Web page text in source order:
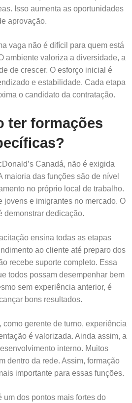
Isso aumenta as oportunidades
aprovação.
vaga não é difícil para quem está
ambiente valoriza a diversidade, a
de crescer. O esforço inicial é
e estabilidade. Cada etapa
o candidato da contratação.
ter formações
Canadá, não é exigida
maioria das funções são de nível
no próprio local de trabalho.
jovens e imigrantes no mercado. O
demonstrar dedicação.
ensina todas as etapas
ao cliente até preparo dos
recebe suporte completo. Essa
todos possam desempenhar bem
sem experiência anterior, é
bons resultados.
como gerente de turno, experiência
é valorizada. Ainda assim, a
interno. Muitos
dentro da rede. Assim, formação
importante para essas funções.
um dos pontos mais fortes do